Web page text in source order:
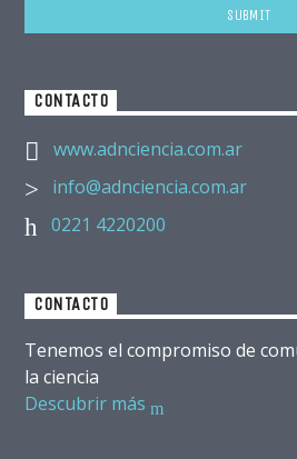
CONTACTO
www.adnciencia.com.ar
info@adnciencia.com.ar
0221 4220200
CONTACTO
Tenemos el compromiso de
la ciencia
Descubrir más